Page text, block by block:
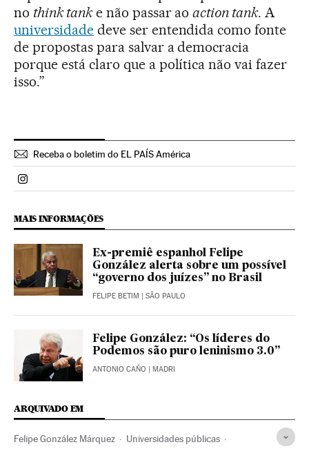
no think tanke não passar aoaction tank. A
universidadedeve ser entendida como fonte
de propostas para salvar a democracia
porque está claro que a política não vai fazer
isso.”
Receba o boletim do EL PAÍS América
Politica El País Brasil en Instagram
MAIS INFORMAÇÕES
Ex-premiê espanhol Felipe
González alerta sobre um possível
“governo dos juízes” no Brasil
FELIPE BETIM | SÃO PAULO
Felipe González: “Os líderes do
Podemos são puro leninismo 3.0”
ANTONIO CAÑO | MADRI
ARQUIVADO EM
Felipe González Márquez Universidades públicas